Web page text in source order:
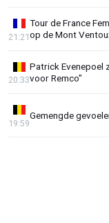
Tour de France
op de Mont
21:21
Patrick Evenepoel
voor Remco"
20:33
Gemengde
19:59